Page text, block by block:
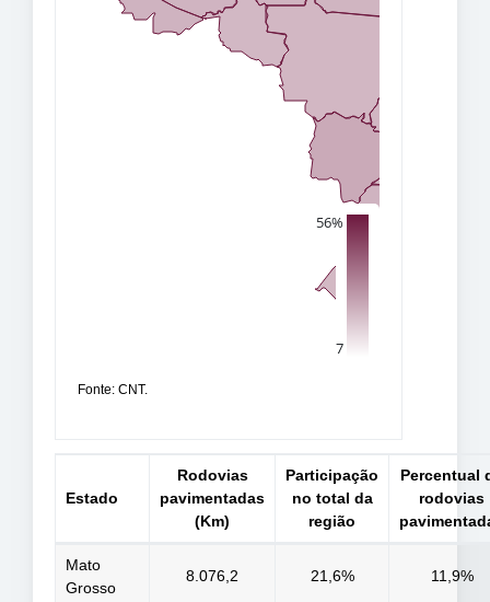
Fonte: CNT.
Estado
Rodovias
pavimentadas
(Km)
Participação
no total da
região
Percentual
rodovias
Mato
Grosso
8.076,2 21,6% 11,9%